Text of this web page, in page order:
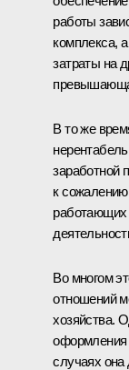
работы
комплекса,
затраты на
В то же
заработной
к
работающих
Во многом
отношений
хозяйства.
оформления
случаях она